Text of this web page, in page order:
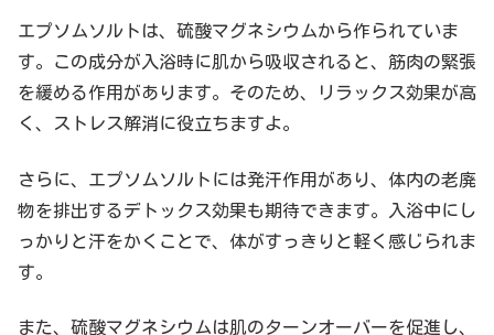
エプソムソルトは、硫酸マグネシウムから作られていま
す。この成分が入浴時に肌から吸収されると、筋肉の緊張
を緩める作用があります。そのため、リラックス効果が高
く、ストレス解消に役立ちますよ。
さらに、エプソムソルトには発汗作用があり、体内の老廃
物を排出するデトックス効果も期待できます。入浴中にし
っかりと汗をかくことで、体がすっきりと軽く感じられま
す。
また、硫酸マグネシウムは肌のターンオーバーを促進し、